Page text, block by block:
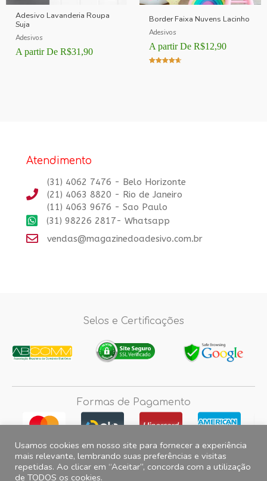
Adesivo Lavanderia Roupa
Suja
Adesivos
A partir De R$31,90
Border Faixa Nuvens Lacinho
Adesivos
A partir De R$12,90
Atendimento
(31) 4062 7476 - Belo Horizonte
(21) 4063 8820 - Rio de Janeiro
(11) 4063 9676 - Sao Paulo
(31) 98226 2817- Whatsapp
vendas@magazinedoadesivo.com.br
Selos e Certificações
Formas de Pagamento
Fotos e imagens meramente ilustrativas, 2012© 2026 Magazine do
Usamos cookies em nosso site para fornecer a experiência
mais relevante, lembrando suas preferências e visitas
repetidas. Ao clicar em “Aceitar”, concorda com a utilização
de TODOS os cookies.